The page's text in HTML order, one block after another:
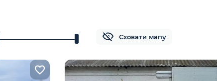
Сховати мапу